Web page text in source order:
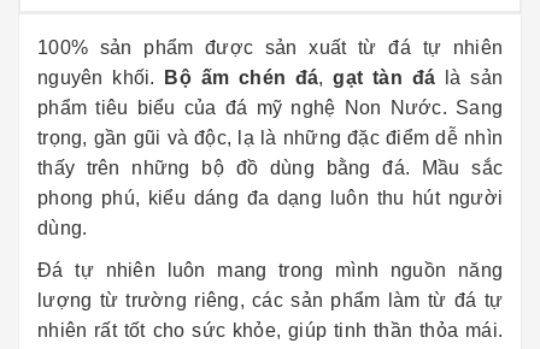
100% sản phẩm được sản xuất từ đá tự nhiên
nguyên khối.
Bộ ấm chén đá,gạt tàn đá
là sản
phẩm tiêu biểu của đá mỹ nghệ Non Nước. Sang
trọng, gần gũi và độc, lạ là những đặc điểm dễ nhìn
thấy trên những bộ đồ dùng bằng đá. Mầu sắc
phong phú, kiểu dáng đa dạng luôn thu hút người
dùng.
Đá tự nhiên luôn mang trong mình nguồn năng
lượng từ trường riêng, các sản phẩm làm từ đá tự
nhiên rất tốt cho sức khỏe, giúp tinh thần thỏa mái.